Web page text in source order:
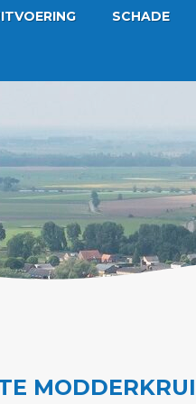
SCHADE